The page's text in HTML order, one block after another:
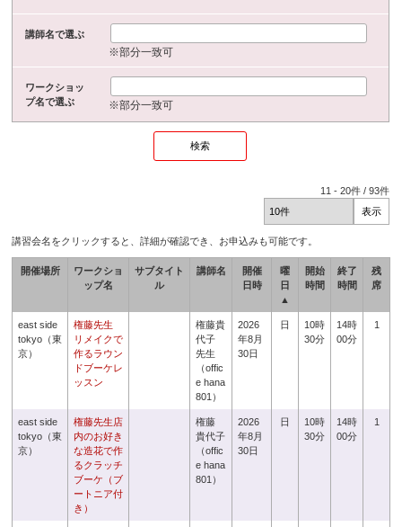
講師名で選ぶ
※部分一致可
ワークショッ
プ名で選ぶ
※部分一致可
11 -20件 /93件
講習会名をクリックすると、詳細が確認でき、お申込みも可能です。
開催場所
ワークショ
ップ名
サブタイト
ル
講師名
開催
日時
曜
日
▲
開始
時間
終了
時間
残
席
east side
tokyo（東
京）
権藤先生
リメイクで
作るラウン
ドブーケレ
ッスン
権藤貴
代子
先生
（offic
e hana
801）
2026
年8月
30日
日
10時
30分
14時
00分
1
east side
tokyo（東
京）
権藤先生店
内のお好き
な造花で作
るクラッチ
ブーケ（ブ
ートニア付
き）
権藤
貴代子
（offic
e hana
801）
2026
年8月
30日
日
10時
30分
14時
00分
1